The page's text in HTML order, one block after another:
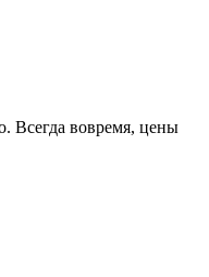
Всегда вовремя, цены